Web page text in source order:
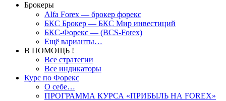
Брокеры
Alfa Forex — брокер форекс
БКС Брокер — БКС Мир инвестиций
БКС-Форекс — (BCS-Forex)
Ещё варианты…
В ПОМОЩЬ !
Все стратегии
Все индикаторы
Курс по Форекс
О себе…
ПРОГРАММА КУРСА «ПРИБЫЛЬ НА FOREX»